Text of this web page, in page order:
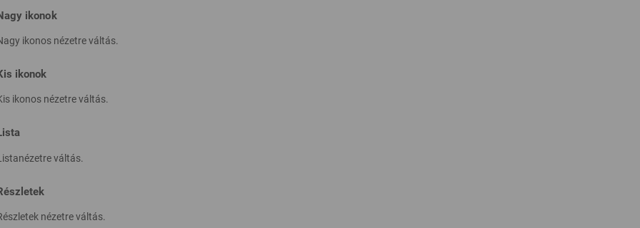
ikonok
ikonos nézetre váltás.
ikonok
ikonos nézetre váltás.
váltás.
nézetre váltás.